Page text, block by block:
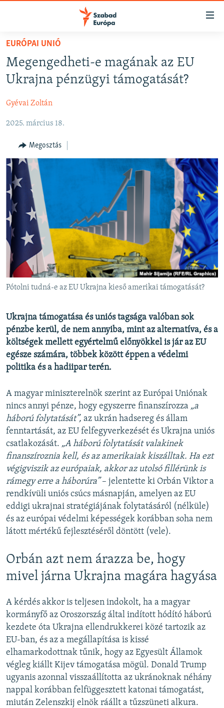
Akadálymentes
Ugrás
fő
oldalra
Ugrás
AKTUÁLIS
PODCASTOK
VIDEÓK
ELEMZŐ
NER15
SZABADON
TÁRSADALOM
DEMOKRÁCIA
A PÉNZ NYOMÁBAN
EURÓPAI UNIÓ
VILÁG
KLÍMAVÁLTOZÁS
A MÚLT TANULSÁGAI
KÖVESSEN MINKET!
Valamennyi RFE/RL weboldal
EURÓPAI UNIÓ
Megengedheti-e magának az EU
Ukrajna pénzügyi támogatását?
Gyévai Zoltán
2025. március 18.
Megosztás
Pótolni tudná-e az EU Ukrajna kieső amerikai támogatását?
Ukrajna támogatása és uniós tagsága valóban sok
pénzbe kerül, de nem annyiba, mint az alternatíva, és a
költségek mellett egyértelmű előnyökkel is jár az EU
egésze számára, többek között éppen a védelmi
politika és a hadiipar terén.
A magyar miniszterelnök szerint az Európai Uniónak
nincs annyi pénze, hogy egyszerre finanszírozza „a
háború folytatását”, az ukrán hadsereg és állam
fenntartását, az EU felfegyverkezését és Ukrajna uniós
csatlakozását. „A háború folytatását valakinek
finanszíroznia kell, és az amerikaiak kiszálltak. Ha ezt
végigviszik az európaiak, akkor az utolsó fillérünk is
rámegy erre a háborúra”– jelentette ki Orbán Viktor a
rendkívüli uniós csúcs másnapján, amelyen az EU
eddigi ukrajnai stratégiájának folytatásáról (nélküle)
és az európai védelmi képességek korábban soha nem
látott mértékű fejlesztéséről döntött (vele).
Orbán azt nem árazza be, hogy
mivel járna Ukrajna magára hagyása
A kérdés akkor is teljesen indokolt, ha a magyar
kormányfő az Oroszország által indított hódító háború
kezdete óta Ukrajna ellendrukkerei közé tartozik az
EU-ban, és az a megállapítása is kissé
elhamarkodottnak tűnik, hogy az Egyesült Államok
végleg kiállt Kijev támogatása mögül. Donald Trump
ugyanis azonnal visszaállította az ukránoknak néhány
nappal korábban felfüggesztett katonai támogatást,
miután Zelenszkij elnök ráállt a tűzszüneti alkura.
FELIRATKOZÁS